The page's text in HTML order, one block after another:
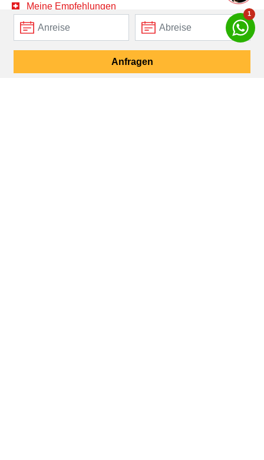
Anfragen
Meine Empfehlungen
Mein E-Mail Kontakt
Mein WhatsApp Kontakt
1